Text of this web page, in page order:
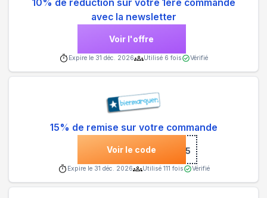
10% de réduction sur votre 1ère commande
avec la newsletter
Voir l'offre
Expire le 31 déc. 2026 Utilisé 6 fois Vérifié
15% de remise sur votre commande
Voir le code***EBOOK15
Expire le 31 déc. 2026 Utilisé 111 fois Vérifié